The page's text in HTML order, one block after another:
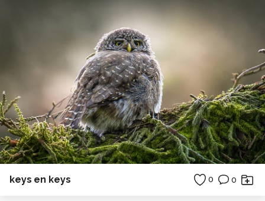
keys en keys 0 0